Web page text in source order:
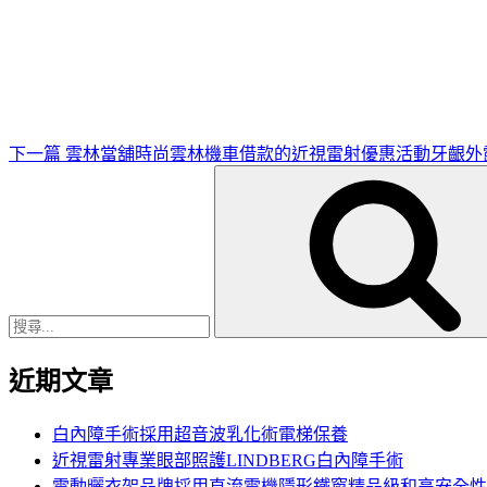
下一篇 雲林當舖時尚雲林機車借款的近視雷射優惠活動牙齦外
近期文章
白內障手術採用超音波乳化術電梯保養
近視雷射專業眼部照護LINDBERG白內障手術